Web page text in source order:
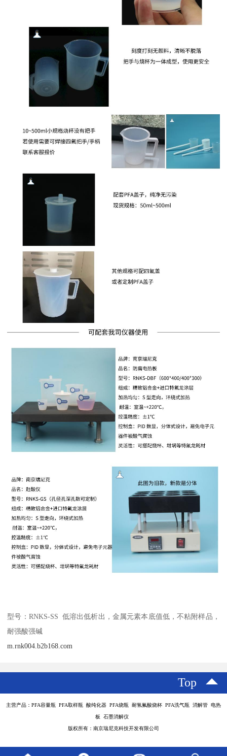
型号：RNKS-SS 低溶出低析出，金属元素本底值低，不粘附样品，
耐强酸强碱
m.rnk004.b2b168.com
Top
主营产品：PFA容量瓶 PFA取样瓶 酸纯化器 PFA烧瓶 耐氢氟酸烧杯 PFA洗气瓶 消解管 电热
板 石墨消解仪
版权所有：南京瑞尼克科技开发有限公司